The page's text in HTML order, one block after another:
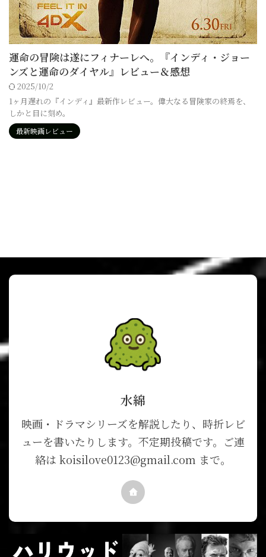
運命の冒険は遂にフィナーレへ。『インディ・ジョー
ンズと運命のダイヤル』レビュー＆感想
2025/10/2
1ヶ月遅れの『インディ』最新作レビュー。偉大なる冒険家の終焉を、
しかと目に刻め。
最新映画レビュー
水綿
映画・ドラマシリーズを解説したり、時折レビ
ューを書いたりします。不定期投稿です。ご連
絡は koisilove0123@gmail.com まで。